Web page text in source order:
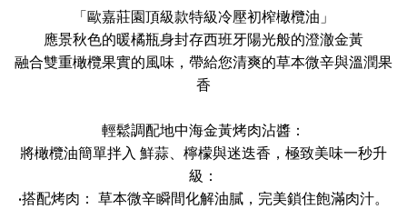
「歐嘉莊園頂級款特級冷壓初榨橄欖油」
應景秋色的暖橘瓶身封存西班牙陽光般的澄澈金黃
融合雙重橄欖果實的風味，帶給您清爽的草本微辛與溫潤果
香
輕鬆調配地中海金黃烤肉沾醬：
將橄欖油簡單拌入 鮮蒜、檸檬與迷迭香，極致美味一秒升
級：
•搭配烤肉： 草本微辛瞬間化解油膩，完美鎖住飽滿肉汁。